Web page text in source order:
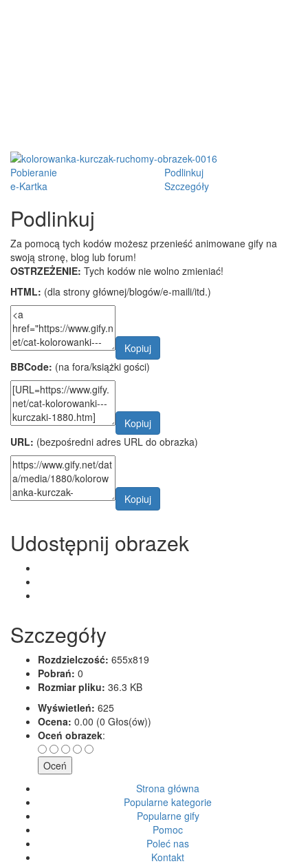
Pobieranie
Podlinkuj
e-Kartka
Szczegóły
Podlinkuj
Za pomocą tych kodów możesz przenieść animowane gify na
swoją stronę, blog lub forum!
OSTRZEŻENIE: Tych kodów nie wolno zmieniać!
HTML: (dla strony głównej/blogów/e-maili/itd.)
Kopiuj
BBCode: (na fora/książki gości)
Kopiuj
URL: (bezpośredni adres URL do obrazka)
Kopiuj
Udostępnij obrazek
Szczegóły
Rozdzielczość: 655x819
Pobrań: 0
Rozmiar pliku: 36.3 KB
Wyświetleń: 625
Ocena: 0.00 (0 Głos(ów))
Oceń obrazek:
Strona główna
Popularne kategorie
Popularne gify
Pomoc
Poleć nas
Kontakt